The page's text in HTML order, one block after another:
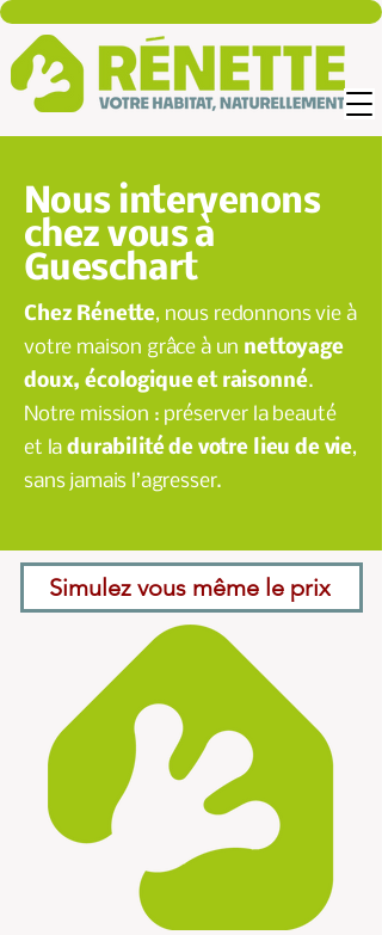
Nous intervenons
chez vous à
Gueschart
Chez Rénette, nous redonnons vie à
votre maison grâce à un nettoyage
doux, écologique et raisonné.
Notre mission : préserver la beauté
et ladurabilité de votre lieu de vie,
sans jamais l’agresser.
Simulez vous même le prix